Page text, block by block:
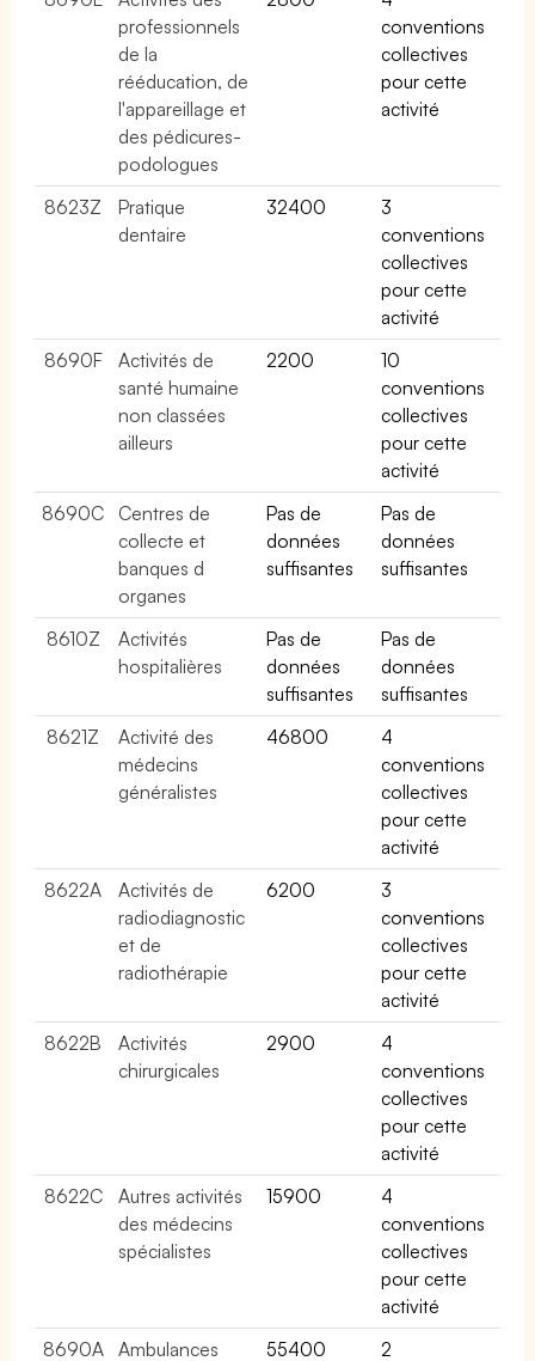
professionnels
de la
rééducation, de
l'appareillage et
des pédicures-
podologues
conventions
collectives
pour cette
activité
8623Z
Pratique
dentaire
32400
3
conventions
collectives
pour cette
activité
8690F
Activités de
santé humaine
non classées
ailleurs
2200
10
conventions
collectives
pour cette
activité
8690C
Centres de
collecte et
banques d
organes
Pas de
données
suffisantes
Pas de
données
suffisantes
8610Z
Activités
hospitalières
Pas de
données
suffisantes
Pas de
données
suffisantes
8621Z
Activité des
médecins
généralistes
46800
4
conventions
collectives
pour cette
activité
8622A
Activités de
radiodiagnostic
et de
radiothérapie
6200
3
conventions
collectives
pour cette
activité
8622B
Activités
chirurgicales
2900
4
conventions
collectives
pour cette
activité
8622C
Autres activités
des médecins
spécialistes
15900
4
conventions
collectives
pour cette
activité
8690A
Ambulances 55400 2